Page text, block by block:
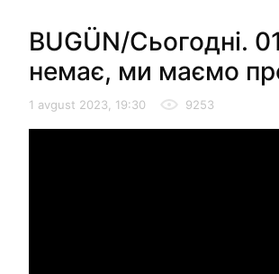
BUGÜN/Сьогодні.
немає, ми маємо
1 avgust 2023, 19:30 9253